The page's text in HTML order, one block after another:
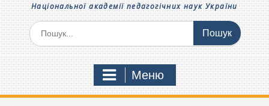
Національної академії педагогічних наук України
Шукати:
Меню